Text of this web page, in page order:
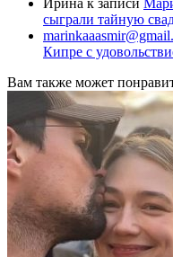
сыграли тайную
Кипре с
Вам также может